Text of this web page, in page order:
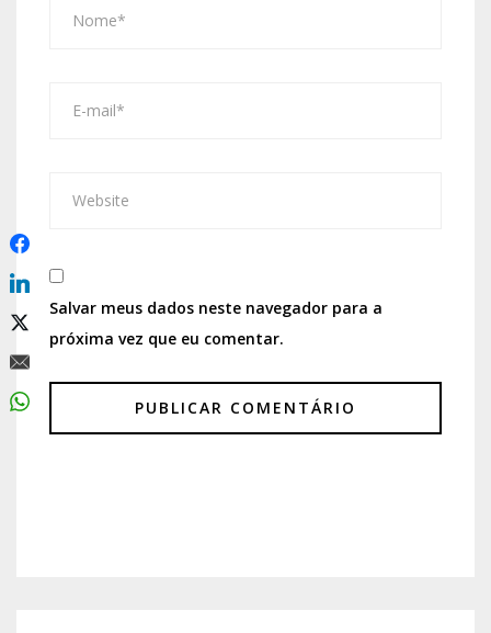
Salvar meus dados neste navegador para a
próxima vez que eu comentar.